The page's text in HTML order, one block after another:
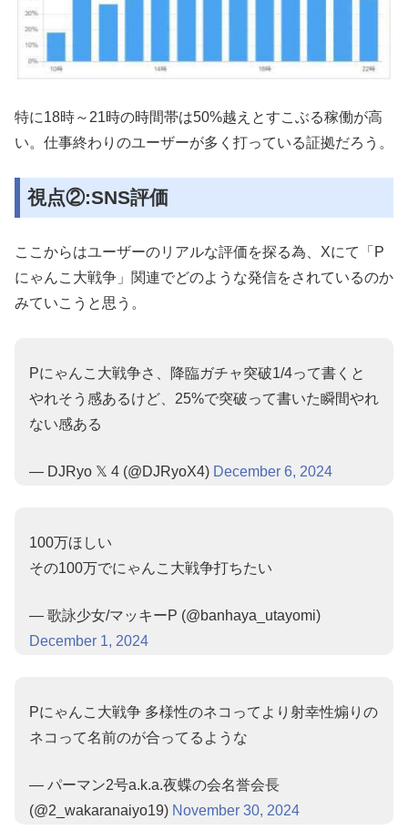
特に18時～21時の時間帯は50%越えとすこぶる稼働が高
い。仕事終わりのユーザーが多く打っている証拠だろう。
視点②:SNS評価
ここからはユーザーのリアルな評価を探る為、Xにて「P
にゃんこ大戦争」関連でどのような発信をされているのか
みていこうと思う。
Pにゃんこ大戦争さ、降臨ガチャ突破1/4って書くと
やれそう感あるけど、25%で突破って書いた瞬間やれ
ない感ある
— DJRyo 𝕏 4 (@DJRyoX4) December 6, 2024
100万ほしい
その100万でにゃんこ大戦争打ちたい
— 歌詠少女/マッキーP (@banhaya_utayomi)
December 1, 2024
Pにゃんこ大戦争 多様性のネコってより射幸性煽りの
ネコって名前のが合ってるような
— パーマン2号a.k.a.夜蝶の会名誉会長
(@2_wakaranaiyo19) November 30, 2024